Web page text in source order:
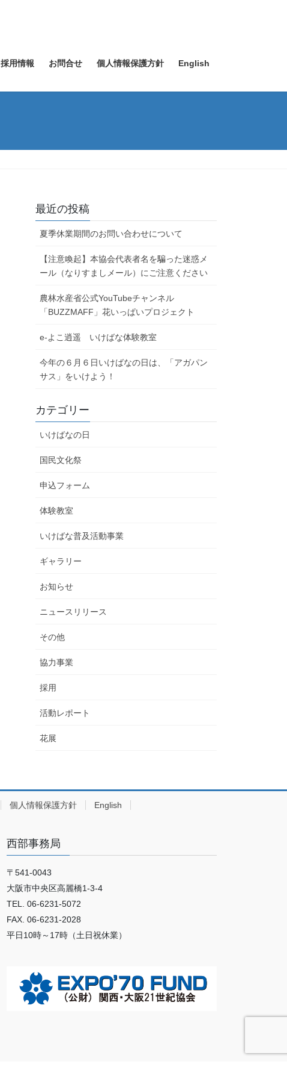
採用情報 お問合せ 個人情報保護方針 English
最近の投稿
夏季休業期間のお問い合わせについて
【注意喚起】本協会代表者名を騙った迷惑メ
ール（なりすましメール）にご注意ください
農林水産省公式YouTubeチャンネル
「BUZZMAFF」花いっぱいプロジェクト
e-よこ逍遥 いけばな体験教室
今年の６月６日いけばなの日は、「アガパン
サス」をいけよう！
カテゴリー
いけばなの日
国民文化祭
申込フォーム
体験教室
いけばな普及活動事業
ギャラリー
お知らせ
ニュースリリース
その他
協力事業
採用
活動レポート
花展
個人情報保護方針 English
西部事務局
〒541-0043
大阪市中央区高麗橋1-3-4
TEL. 06-6231-5072
FAX. 06-6231-2028
平日10時～17時（土日祝休業）